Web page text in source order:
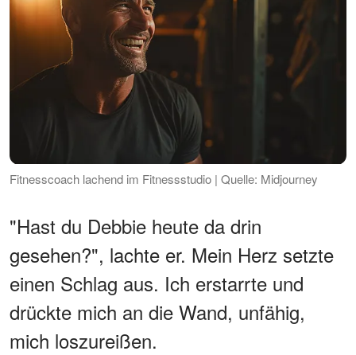
Fitnesscoach lachend im Fitnessstudio | Quelle: Midjourney
"Hast du Debbie heute da drin
gesehen?", lachte er. Mein Herz setzte
einen Schlag aus. Ich erstarrte und
drückte mich an die Wand, unfähig,
mich loszureißen.